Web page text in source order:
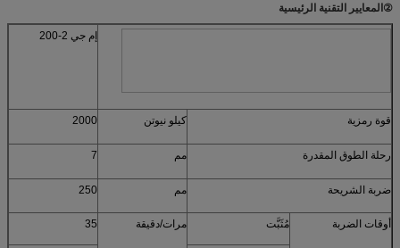
②المعايير التقنية الرئيسية
إم جي 2-200
قوة رمزية كيلو نيوتن 2000
رحلة الطوق المقدرة مم 7
ضربة الشريحة مم 250
أوقات الضربة مُثَبَّت مرات/دقيقة 35